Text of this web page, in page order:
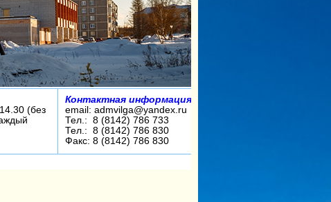
(без
Контактная информация:
email: admvilga@yandex.ru
Тел.: 8 (8142) 786 733
Тел.: 8 (8142) 786 830
Факс: 8 (8142) 786 830